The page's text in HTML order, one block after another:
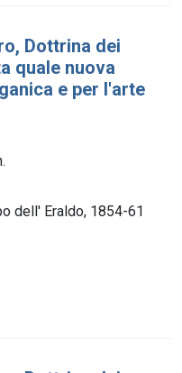
Dottrina dei
quale nuova
e per l'arte
dell' Eraldo, 1854-61